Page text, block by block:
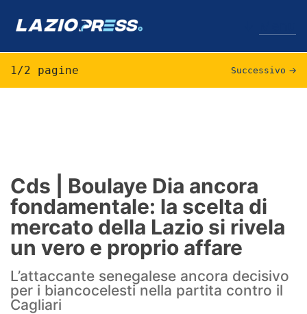
Formello
Infortuni
Primavera
Lazio Women
1/2 pagine Successivo →
Cds | Boulaye Dia ancora
fondamentale: la scelta di
mercato della Lazio si rivela
un vero e proprio affare
L’attaccante senegalese ancora decisivo
per i biancocelesti nella partita contro il
Cagliari